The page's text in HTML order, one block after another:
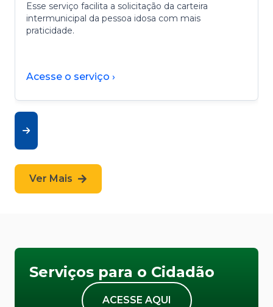
Esse serviço facilita a solicitação da carteira
intermunicipal da pessoa idosa com mais
praticidade.
Acesse o serviço ›
Ver Mais
Serviços para o Cidadão
ACESSE AQUI